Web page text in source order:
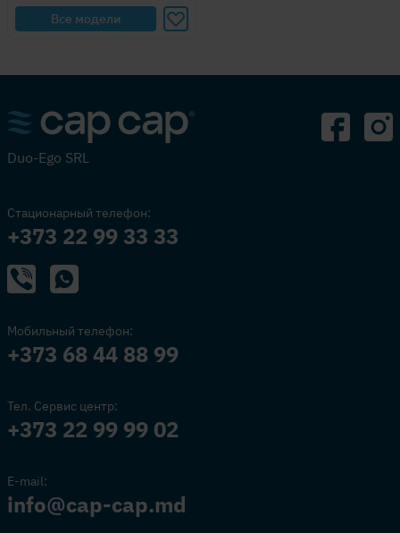
Все модели
Duo-Ego SRL
Стационарный телефон:
+373 22 99 33 33
Мобильный телефон:
+373 68 44 88 99
Тел. Сервис центр:
+373 22 99 99 02
E-mail:
info@cap-cap.md